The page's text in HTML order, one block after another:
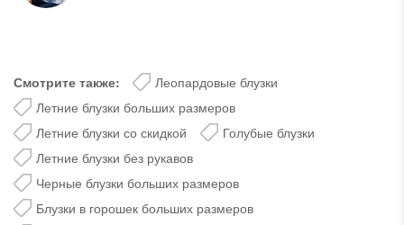
Смотрите также:
Леопардовые блузки
Летние блузки больших размеров
Летние блузки со скидкой
Голубые блузки
Летние блузки без рукавов
Черные блузки больших размеров
Блузки в горошек больших размеров